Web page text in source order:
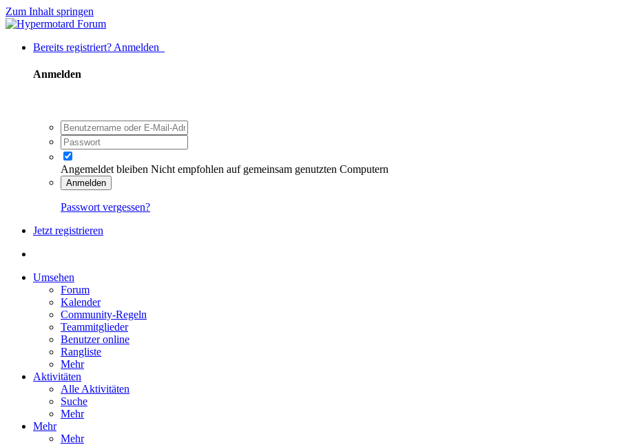
Zum Inhalt springen
Bereits registriert? Anmelden
Anmelden
Angemeldet bleiben Nicht empfohlen auf gemeinsam genutzten Computern
Anmelden
Passwort vergessen?
Jetzt registrieren
Umsehen
Forum
Kalender
Community-Regeln
Teammitglieder
Benutzer online
Rangliste
Mehr
Aktivitäten
Alle Aktivitäten
Suche
Mehr
Mehr
Mehr